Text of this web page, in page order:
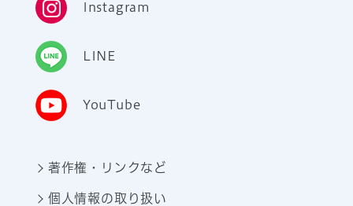
Instagram
LINE
YouTube
著作権・リンクなど
個人情報の取り扱い